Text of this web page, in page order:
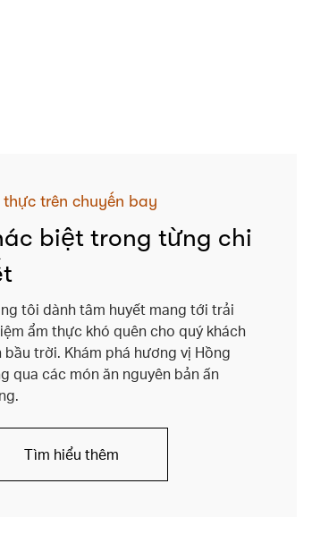
thực trên chuyến bay
biệt trong từng chi
tôi dành tâm huyết mang tới trải
ẩm thực khó quên cho quý khách
bầu trời. Khám phá hương vị Hồng
qua các món ăn nguyên bản ấn
Tìm hiểu thêm